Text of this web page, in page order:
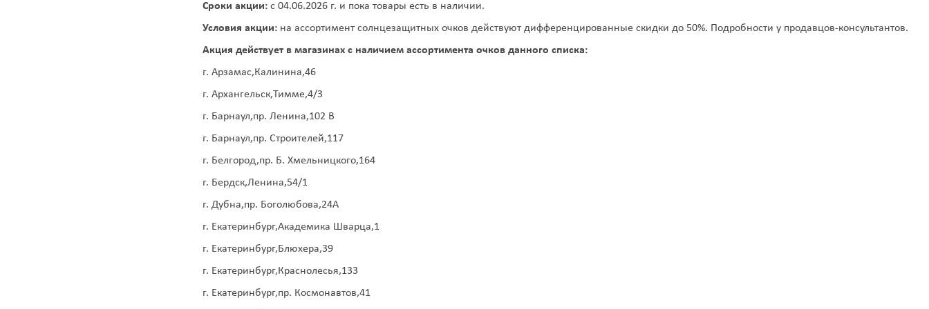
Сроки акции:с 04.06.2026 г. и пока товары есть в наличии.
Условия акции:на ассортимент солнцезащитных очков действуют дифференцированные скидки до 50%. Подробности у продавцов-консультантов.
Акция действует в магазинах с наличием ассортимента очков данного списка:
г. Арзамас,Калинина,46
г. Архангельск,Тимме,4/3
г. Барнаул,пр. Ленина,102 В
г. Барнаул,пр. Строителей,117
г. Белгород,пр. Б. Хмельницкого,164
г. Бердск,Ленина,54/1
г. Дубна,пр. Боголюбова,24А
г. Екатеринбург,Академика Шварца,1
г. Екатеринбург,Блюхера,39
г. Екатеринбург,Краснолесья,133
г. Екатеринбург,пр. Космонавтов,41